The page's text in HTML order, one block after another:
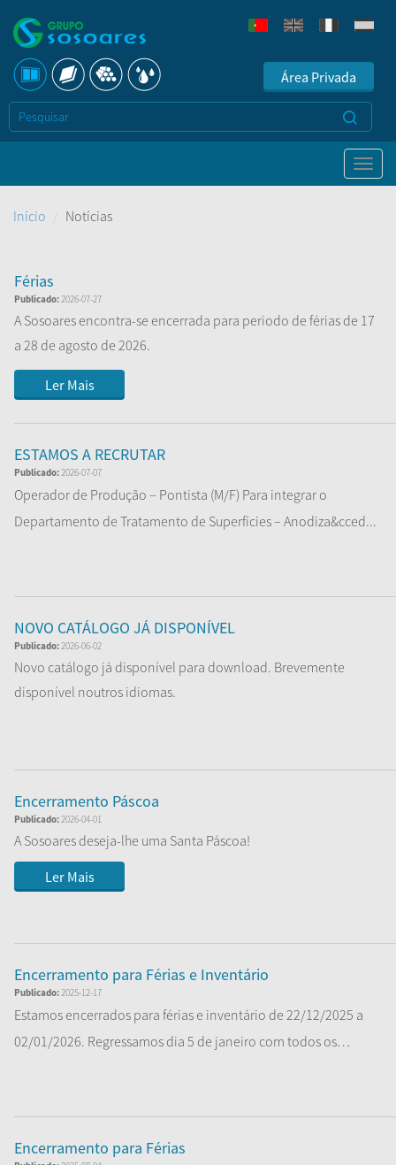
Área Privada
Início Notícias
Férias
Publicado:2026-07-27
A Sosoares encontra-se encerrada para periodo de férias de 17
a 28 de agosto de 2026.
Regressamos a 31 de agosto!
...
Ler Mais
ESTAMOS A RECRUTAR
Publicado:2026-07-07
Operador de Produção – Pontista (M/F) Para integrar o
Departamento de Tratamento de Superfícies – Anodiza&cced...
NOVO CATÁLOGO JÁ DISPONÍVEL
Publicado:2026-06-02
Novo catálogo já disponível para download. Brevemente
disponível noutros idiomas.
Encerramento Páscoa
Publicado:2026-04-01
A Sosoares deseja-lhe uma Santa Páscoa!
Ler Mais
Encerramento para Férias e Inventário
Publicado:2025-12-17
Estamos encerrados para férias e inventário de 22/12/2025 a
02/01/2026. Regressamos dia 5 de janeiro com todos os
Encerramento para Férias